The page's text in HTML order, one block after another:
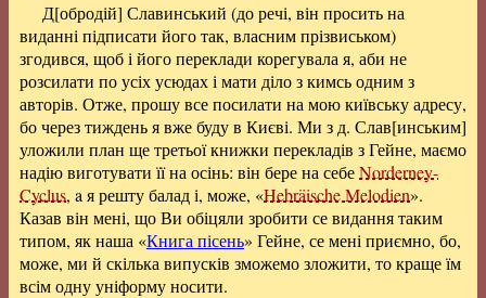
Д[обродій] Славинський (до речі, він просить на
виданні підписати його так, власним прізвиськом)
згодився, щоб і його переклади корегувала я, аби не
розсилати по усіх усюдах і мати діло з кимсь одним з
авторів. Отже, прошу все посилати на мою київську адресу,
бо через тиждень я вже буду в Києві. Ми з д. Слав[инським]
уложили план ще третьої книжки перекладів з Гейне, маємо
надію виготувати її на осінь: він бере на себеNorderney-
Cyclus, a я решту балад і, може, «Hebräische Melodien».
Казав він мені, що Ви обіцяли зробити се видання таким
типом, як наша «Книга пісень» Гейне, се мені приємно, бо,
може, ми й скілька випусків зможемо зложити, то краще їм
всім одну уніформу носити.